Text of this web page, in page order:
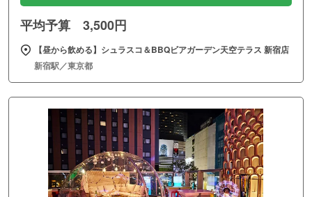
平均予算 3,500円
【昼から飲める】シュラスコ＆BBQビアガーデン天空テラス 新宿店
新宿駅／東京都